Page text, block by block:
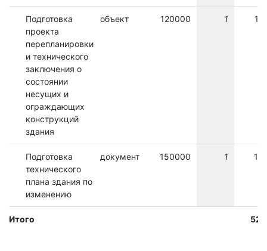
Подготовка
проекта
перепланировки
и технического
заключения о
состоянии
несущих и
ограждающих
конструкций
здания
объект 120000 1
Подготовка
технического
плана здания по
изменению
документ 150000 1
Итого